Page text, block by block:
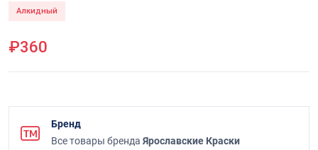
Алкидный
₽360
Бренд
Все товары бренда Ярославские Краски